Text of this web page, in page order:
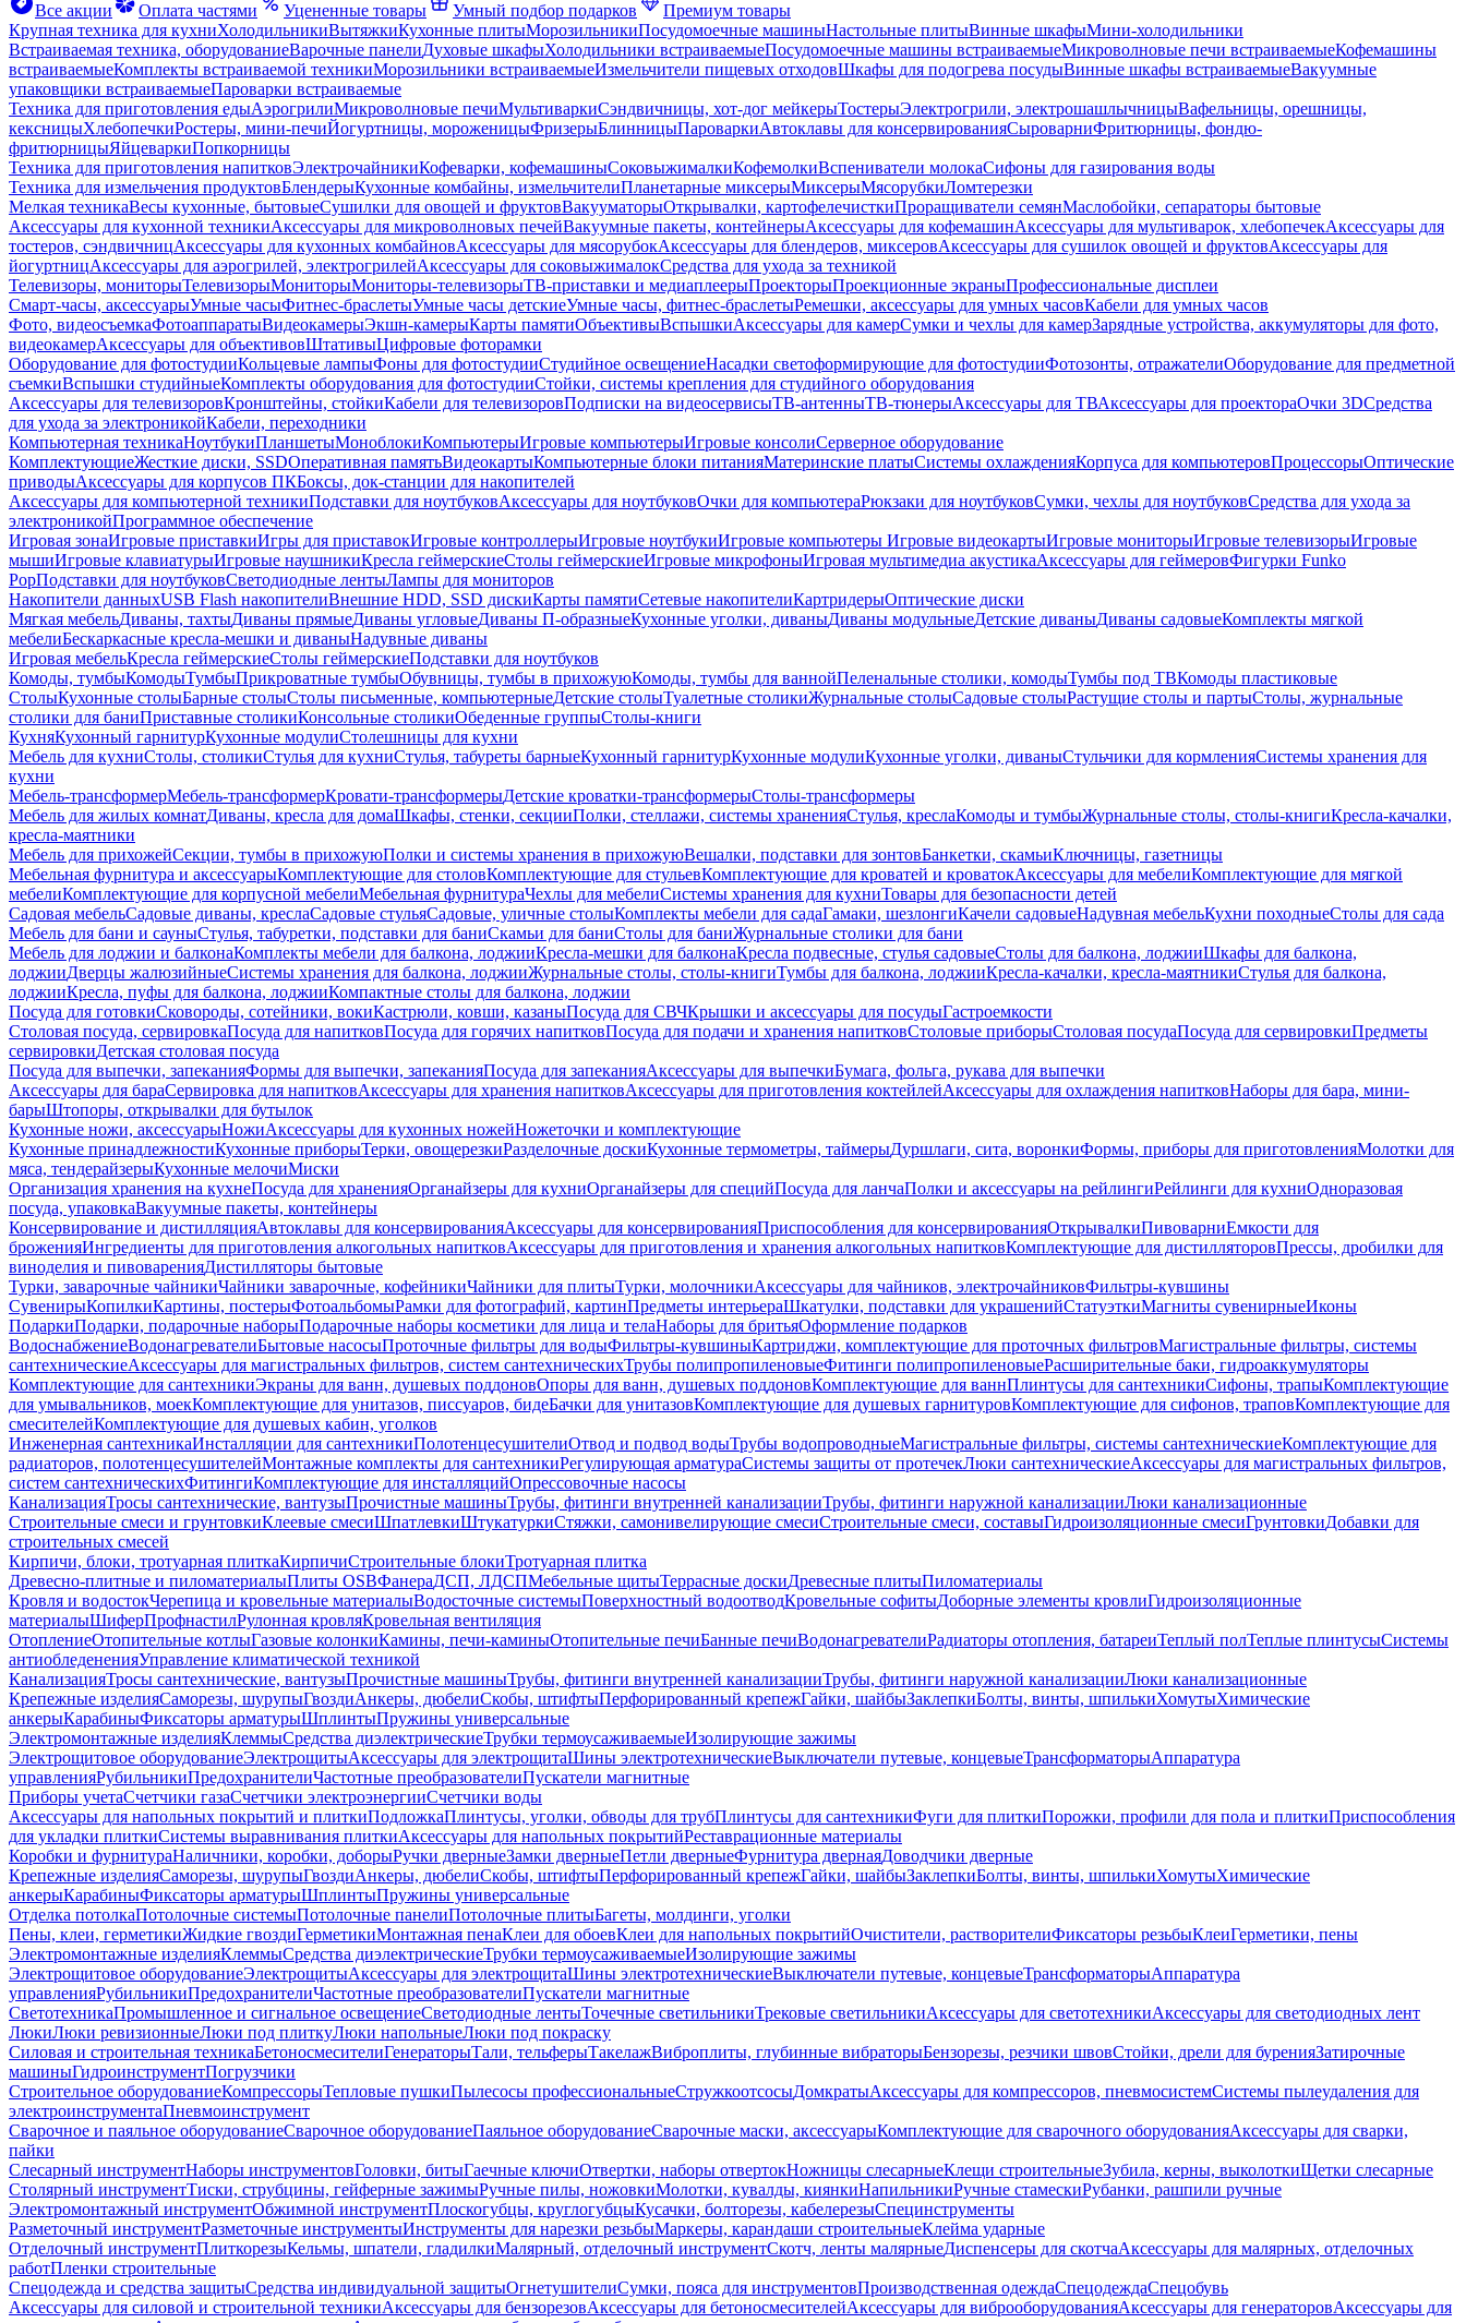
Все акции
Оплата частями Уцененные товары Умный подбор подарков
Премиум товары
Крупная техника для кухниХолодильникиВытяжкиКухонные плитыМорозильникиПосудомоечные машиныНастольные плитыВинные шкафыМини-холодильники
Встраиваемая техника, оборудованиеВарочные панелиДуховые шкафыХолодильники встраиваемыеПосудомоечные машины встраиваемыеМикроволновые печи встраиваемыеКофемашины
встраиваемыеКомплекты встраиваемой техникиМорозильники встраиваемыеИзмельчители пищевых отходовШкафы для подогрева посудыВинные шкафы встраиваемыеВакуумные
упаковщики встраиваемыеПароварки встраиваемые
Техника для приготовления едыАэрогрилиМикроволновые печиМультиваркиСэндвичницы, хот-дог мейкерыТостерыЭлектрогрили, электрошашлычницыВафельницы, орешницы,
кексницыХлебопечкиРостеры, мини-печиЙогуртницы, мороженицыФризерыБлинницыПароваркиАвтоклавы для консервированияСыроварниФритюрницы, фондю-
фритюрницыЯйцеваркиПопкорницы
Техника для приготовления напитковЭлектрочайникиКофеварки, кофемашиныСоковыжималкиКофемолкиВспениватели молокаСифоны для газирования воды
Техника для измельчения продуктовБлендерыКухонные комбайны, измельчителиПланетарные миксерыМиксерыМясорубкиЛомтерезки
Мелкая техникаВесы кухонные, бытовыеСушилки для овощей и фруктовВакууматорыОткрывалки, картофелечисткиПроращиватели семянМаслобойки, сепараторы бытовые
Аксессуары для кухонной техникиАксессуары для микроволновых печейВакуумные пакеты, контейнерыАксессуары для кофемашинАксессуары для мультиварок, хлебопечекАксессуары для
тостеров, сэндвичницАксессуары для кухонных комбайновАксессуары для мясорубокАксессуары для блендеров, миксеровАксессуары для сушилок овощей и фруктовАксессуары для
йогуртницАксессуары для аэрогрилей, электрогрилейАксессуары для соковыжималокСредства для ухода за техникой
Телевизоры, мониторыТелевизорыМониторыМониторы-телевизорыТВ-приставки и медиаплеерыПроекторыПроекционные экраныПрофессиональные дисплеи
Смарт-часы, аксессуарыУмные часыФитнес-браслетыУмные часы детскиеУмные часы, фитнес-браслетыРемешки, аксессуары для умных часовКабели для умных часов
Фото, видеосъемкаФотоаппаратыВидеокамерыЭкшн-камерыКарты памятиОбъективыВспышкиАксессуары для камерСумки и чехлы для камерЗарядные устройства, аккумуляторы для фото,
видеокамерАксессуары для объективовШтативыЦифровые фоторамки
Оборудование для фотостудииКольцевые лампыФоны для фотостудииСтудийное освещениеНасадки светоформирующие для фотостудииФотозонты, отражателиОборудование для предметной
съемкиВспышки студийныеКомплекты оборудования для фотостудииСтойки, системы крепления для студийного оборудования
Аксессуары для телевизоровКронштейны, стойкиКабели для телевизоровПодписки на видеосервисыТВ-антенныТВ-тюнерыАксессуары для ТВАксессуары для проектораОчки 3DСредства
для ухода за электроникойКабели, переходники
Компьютерная техникаНоутбукиПланшетыМоноблокиКомпьютерыИгровые компьютерыИгровые консолиСерверное оборудование
КомплектующиеЖесткие диски, SSDОперативная памятьВидеокартыКомпьютерные блоки питанияМатеринские платыСистемы охлажденияКорпуса для компьютеровПроцессорыОптические
приводыАксессуары для корпусов ПКБоксы, док-станции для накопителей
Аксессуары для компьютерной техникиПодставки для ноутбуковАксессуары для ноутбуковОчки для компьютераРюкзаки для ноутбуковСумки, чехлы для ноутбуковСредства для ухода за
электроникойПрограммное обеспечение
Игровая зонаИгровые приставкиИгры для приставокИгровые контроллерыИгровые ноутбукиИгровые компьютеры Игровые видеокартыИгровые мониторыИгровые телевизорыИгровые
мышиИгровые клавиатурыИгровые наушникиКресла геймерскиеСтолы геймерскиеИгровые микрофоныИгровая мультимедиа акустикаАксессуары для геймеровФигурки Funko
PopПодставки для ноутбуковСветодиодные лентыЛампы для мониторов
Накопители данныхUSB Flash накопителиВнешние HDD, SSD дискиКарты памятиСетевые накопителиКартридерыОптические диски
Мягкая мебельДиваны, тахтыДиваны прямыеДиваны угловыеДиваны П-образныеКухонные уголки, диваныДиваны модульныеДетские диваныДиваны садовыеКомплекты мягкой
мебелиБескаркасные кресла-мешки и диваныНадувные диваны
Игровая мебельКресла геймерскиеСтолы геймерскиеПодставки для ноутбуков
Комоды, тумбыКомодыТумбыПрикроватные тумбыОбувницы, тумбы в прихожуюКомоды, тумбы для ваннойПеленальные столики, комодыТумбы под ТВКомоды пластиковые
СтолыКухонные столыБарные столыСтолы письменные, компьютерныеДетские столыТуалетные столикиЖурнальные столыСадовые столыРастущие столы и партыСтолы, журнальные
столики для баниПриставные столикиКонсольные столикиОбеденные группыСтолы-книги
КухняКухонный гарнитурКухонные модулиСтолешницы для кухни
Мебель для кухниСтолы, столикиСтулья для кухниСтулья, табуреты барныеКухонный гарнитурКухонные модулиКухонные уголки, диваныСтульчики для кормленияСистемы хранения для
кухни
Мебель-трансформерМебель-трансформерКровати-трансформерыДетские кроватки-трансформерыСтолы-трансформеры
Мебель для жилых комнатДиваны, кресла для домаШкафы, стенки, секцииПолки, стеллажи, системы храненияСтулья, креслаКомоды и тумбыЖурнальные столы, столы-книгиКресла-качалки,
кресла-маятники
Мебель для прихожейСекции, тумбы в прихожуюПолки и системы хранения в прихожуюВешалки, подставки для зонтовБанкетки, скамьиКлючницы, газетницы
Мебельная фурнитура и аксессуарыКомплектующие для столовКомплектующие для стульевКомплектующие для кроватей и кроватокАксессуары для мебелиКомплектующие для мягкой
мебелиКомплектующие для корпусной мебелиМебельная фурнитураЧехлы для мебелиСистемы хранения для кухниТовары для безопасности детей
Садовая мебельСадовые диваны, креслаСадовые стульяСадовые, уличные столыКомплекты мебели для садаГамаки, шезлонгиКачели садовыеНадувная мебельКухни походныеСтолы для сада
Мебель для бани и сауныСтулья, табуретки, подставки для баниСкамьи для баниСтолы для баниЖурнальные столики для бани
Мебель для лоджии и балконаКомплекты мебели для балкона, лоджииКресла-мешки для балконаКресла подвесные, стулья садовыеСтолы для балкона, лоджииШкафы для балкона,
лоджииДверцы жалюзийныеСистемы хранения для балкона, лоджииЖурнальные столы, столы-книгиТумбы для балкона, лоджииКресла-качалки, кресла-маятникиСтулья для балкона,
лоджииКресла, пуфы для балкона, лоджииКомпактные столы для балкона, лоджии
Посуда для готовкиСковороды, сотейники, вокиКастрюли, ковши, казаныПосуда для СВЧКрышки и аксессуары для посудыГастроемкости
Столовая посуда, сервировкаПосуда для напитковПосуда для горячих напитковПосуда для подачи и хранения напитковСтоловые приборыСтоловая посудаПосуда для сервировкиПредметы
сервировкиДетская столовая посуда
Посуда для выпечки, запеканияФормы для выпечки, запеканияПосуда для запеканияАксессуары для выпечкиБумага, фольга, рукава для выпечки
Аксессуары для бараСервировка для напитковАксессуары для хранения напитковАксессуары для приготовления коктейлейАксессуары для охлаждения напитковНаборы для бара, мини-
барыШтопоры, открывалки для бутылок
Кухонные ножи, аксессуарыНожиАксессуары для кухонных ножейНожеточки и комплектующие
Кухонные принадлежностиКухонные приборыТерки, овощерезкиРазделочные доскиКухонные термометры, таймерыДуршлаги, сита, воронкиФормы, приборы для приготовленияМолотки для
мяса, тендерайзерыКухонные мелочиМиски
Организация хранения на кухнеПосуда для храненияОрганайзеры для кухниОрганайзеры для специйПосуда для ланчаПолки и аксессуары на рейлингиРейлинги для кухниОдноразовая
посуда, упаковкаВакуумные пакеты, контейнеры
Консервирование и дистилляцияАвтоклавы для консервированияАксессуары для консервированияПриспособления для консервированияОткрывалкиПивоварниЕмкости для
броженияИнгредиенты для приготовления алкогольных напитковАксессуары для приготовления и хранения алкогольных напитковКомплектующие для дистилляторовПрессы, дробилки для
виноделия и пивоваренияДистилляторы бытовые
Турки, заварочные чайникиЧайники заварочные, кофейникиЧайники для плитыТурки, молочникиАксессуары для чайников, электрочайниковФильтры-кувшины
СувенирыКопилкиКартины, постерыФотоальбомыРамки для фотографий, картинПредметы интерьераШкатулки, подставки для украшенийСтатуэткиМагниты сувенирныеИконы
ПодаркиПодарки, подарочные наборыПодарочные наборы косметики для лица и телаНаборы для бритьяОформление подарков
ВодоснабжениеВодонагревателиБытовые насосыПроточные фильтры для водыФильтры-кувшиныКартриджи, комплектующие для проточных фильтровМагистральные фильтры, системы
сантехническиеАксессуары для магистральных фильтров, систем сантехническихТрубы полипропиленовыеФитинги полипропиленовыеРасширительные баки, гидроаккумуляторы
Комплектующие для сантехникиЭкраны для ванн, душевых поддоновОпоры для ванн, душевых поддоновКомплектующие для ваннПлинтусы для сантехникиСифоны, трапыКомплектующие
для умывальников, моекКомплектующие для унитазов, писсуаров, бидеБачки для унитазовКомплектующие для душевых гарнитуровКомплектующие для сифонов, траповКомплектующие для
смесителейКомплектующие для душевых кабин, уголков
Инженерная сантехникаИнсталляции для сантехникиПолотенцесушителиОтвод и подвод водыТрубы водопроводныеМагистральные фильтры, системы сантехническиеКомплектующие для
радиаторов, полотенцесушителейМонтажные комплекты для сантехникиРегулирующая арматураСистемы защиты от протечекЛюки сантехническиеАксессуары для магистральных фильтров,
систем сантехническихФитингиКомплектующие для инсталляцийОпрессовочные насосы
КанализацияТросы сантехнические, вантузыПрочистные машиныТрубы, фитинги внутренней канализацииТрубы, фитинги наружной канализацииЛюки канализационные
Строительные смеси и грунтовкиКлеевые смесиШпатлевкиШтукатуркиСтяжки, самонивелирующие смесиСтроительные смеси, составыГидроизоляционные смесиГрунтовкиДобавки для
строительных смесей
Кирпичи, блоки, тротуарная плиткаКирпичиСтроительные блокиТротуарная плитка
Древесно-плитные и пиломатериалыПлиты OSBФанераДСП, ЛДСПМебельные щитыТеррасные доскиДревесные плитыПиломатериалы
Кровля и водостокЧерепица и кровельные материалыВодосточные системыПоверхностный водоотводКровельные софитыДоборные элементы кровлиГидроизоляционные
материалыШиферПрофнастилРулонная кровляКровельная вентиляция
ОтоплениеОтопительные котлыГазовые колонкиКамины, печи-каминыОтопительные печиБанные печиВодонагревателиРадиаторы отопления, батареиТеплый полТеплые плинтусыСистемы
антиобледененияУправление климатической техникой
КанализацияТросы сантехнические, вантузыПрочистные машиныТрубы, фитинги внутренней канализацииТрубы, фитинги наружной канализацииЛюки канализационные
Крепежные изделияСаморезы, шурупыГвоздиАнкеры, дюбелиСкобы, штифтыПерфорированный крепежГайки, шайбыЗаклепкиБолты, винты, шпилькиХомутыХимические
анкерыКарабиныФиксаторы арматурыШплинтыПружины универсальные
Электромонтажные изделияКлеммыСредства диэлектрическиеТрубки термоусаживаемыеИзолирующие зажимы
Электрощитовое оборудованиеЭлектрощитыАксессуары для электрощитаШины электротехническиеВыключатели путевые, концевыеТрансформаторыАппаратура
управленияРубильникиПредохранителиЧастотные преобразователиПускатели магнитные
Приборы учетаСчетчики газаСчетчики электроэнергииСчетчики воды
Аксессуары для напольных покрытий и плиткиПодложкаПлинтусы, уголки, обводы для трубПлинтусы для сантехникиФуги для плиткиПорожки, профили для пола и плиткиПриспособления
для укладки плиткиСистемы выравнивания плиткиАксессуары для напольных покрытийРеставрационные материалы
Коробки и фурнитураНаличники, коробки, доборыРучки дверныеЗамки дверныеПетли дверныеФурнитура двернаяДоводчики дверные
Крепежные изделияСаморезы, шурупыГвоздиАнкеры, дюбелиСкобы, штифтыПерфорированный крепежГайки, шайбыЗаклепкиБолты, винты, шпилькиХомутыХимические
анкерыКарабиныФиксаторы арматурыШплинтыПружины универсальные
Отделка потолкаПотолочные системыПотолочные панелиПотолочные плитыБагеты, молдинги, уголки
Пены, клеи, герметикиЖидкие гвоздиГерметикиМонтажная пенаКлеи для обоевКлеи для напольных покрытийОчистители, растворителиФиксаторы резьбыКлеиГерметики, пены
Электромонтажные изделияКлеммыСредства диэлектрическиеТрубки термоусаживаемыеИзолирующие зажимы
Электрощитовое оборудованиеЭлектрощитыАксессуары для электрощитаШины электротехническиеВыключатели путевые, концевыеТрансформаторыАппаратура
управленияРубильникиПредохранителиЧастотные преобразователиПускатели магнитные
СветотехникаПромышленное и сигнальное освещениеСветодиодные лентыТочечные светильникиТрековые светильникиАксессуары для светотехникиАксессуары для светодиодных лент
ЛюкиЛюки ревизионныеЛюки под плиткуЛюки напольныеЛюки под покраску
Силовая и строительная техникаБетоносмесителиГенераторыТали, тельферыТакелажВиброплиты, глубинные вибраторыБензорезы, резчики швовСтойки, дрели для буренияЗатирочные
машиныГидроинструментПогрузчики
Строительное оборудованиеКомпрессорыТепловые пушкиПылесосы профессиональныеСтружкоотсосыДомкратыАксессуары для компрессоров, пневмосистемСистемы пылеудаления для
электроинструментаПневмоинструмент
Сварочное и паяльное оборудованиеСварочное оборудованиеПаяльное оборудованиеСварочные маски, аксессуарыКомплектующие для сварочного оборудованияАксессуары для сварки,
пайки
Слесарный инструментНаборы инструментовГоловки, битыГаечные ключиОтвертки, наборы отвертокНожницы слесарныеКлещи строительныеЗубила, керны, выколоткиЩетки слесарные
Столярный инструментТиски, струбцины, гейферные зажимыРучные пилы, ножовкиМолотки, кувалды, киянкиНапильникиРучные стамескиРубанки, рашпили ручные
Электромонтажный инструментОбжимной инструментПлоскогубцы, круглогубцыКусачки, болторезы, кабелерезыСпецинструменты
Разметочный инструментРазметочные инструментыИнструменты для нарезки резьбыМаркеры, карандаши строительныеКлейма ударные
Отделочный инструментПлиткорезыКельмы, шпатели, гладилкиМалярный, отделочный инструментСкотч, ленты малярныеДиспенсеры для скотчаАксессуары для малярных, отделочных
работПленки строительные
Спецодежда и средства защитыСредства индивидуальной защитыОгнетушителиСумки, пояса для инструментовПроизводственная одеждаСпецодеждаСпецобувь
Аксессуары для силовой и строительной техникиАксессуары для бензорезовАксессуары для бетоносмесителейАксессуары для виброоборудованияАксессуары для генераторовАксессуары для